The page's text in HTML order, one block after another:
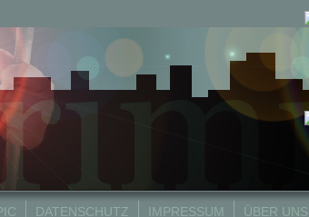
DATENSCHUTZ IMPRESSUM ÜBER UNS